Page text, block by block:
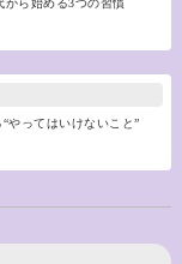
やってはいけないこと”